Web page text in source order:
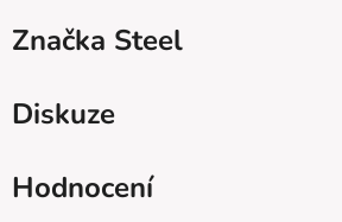
Značka Steel
Diskuze
Hodnocení